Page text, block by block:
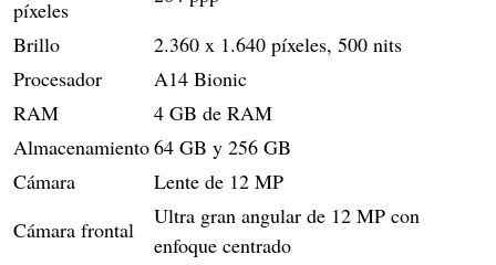
píxeles
Brillo
2.360 x 1.640 píxeles, 500 nits
Procesador
A14 Bionic
RAM
4 GB de RAM
Almacenamiento64 GB y 256 GB
Cámara
Lente de 12 MP
Cámara frontal
Ultra gran angular de 12 MP con
enfoque centrado